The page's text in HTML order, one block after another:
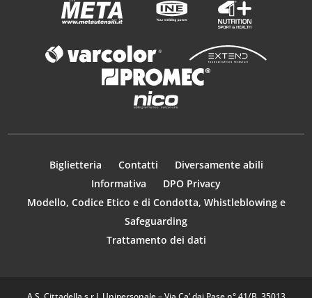
Biglietteria Contatti
Diversamente abili
Informativa
DPO Privacy
Modello, Codice Etico e di Condotta, Whistleblowing e
Safeguarding
Trattamento dei dati